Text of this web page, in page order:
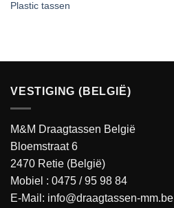
Plastic tassen
VESTIGING (BELGIË)
M&M Draagtassen België
Bloemstraat 6
2470 Retie (België)
Mobiel : 0475 / 95 98 84
E-Mail: info@draagtassen-mm.be